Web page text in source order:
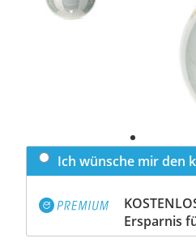
Ich wünsche mir den
Ersparnis